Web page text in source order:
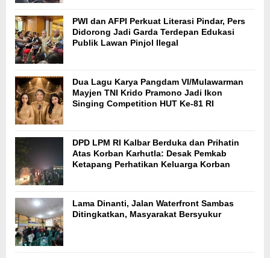
PWI dan AFPI Perkuat Literasi Pindar, Pers
Didorong Jadi Garda Terdepan Edukasi
Publik Lawan Pinjol Ilegal
Dua Lagu Karya Pangdam VI/Mulawarman
Mayjen TNI Krido Pramono Jadi Ikon
Singing Competition HUT Ke-81 RI
DPD LPM RI Kalbar Berduka dan Prihatin
Atas Korban Karhutla: Desak Pemkab
Ketapang Perhatikan Keluarga Korban
Lama Dinanti, Jalan Waterfront Sambas
Ditingkatkan, Masyarakat Bersyukur